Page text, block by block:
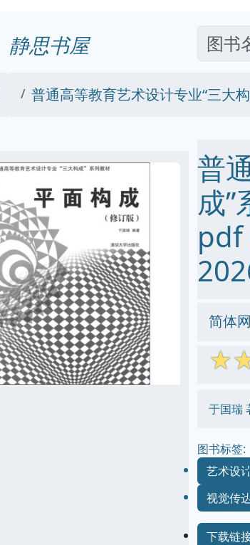
静思书屋
普通高等教育艺术设计专业“三大
普
成”
pdf
简体
☆
于国瑞
图书标签:
艺术设计
视觉传
下载链